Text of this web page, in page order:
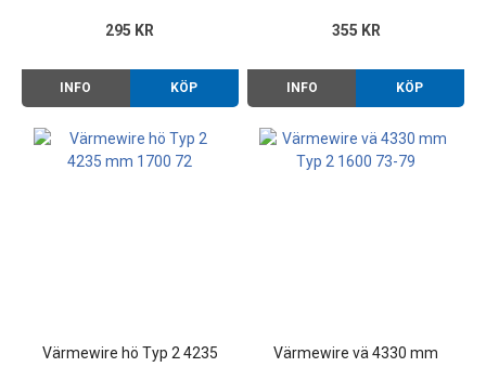
295 KR
INFO KÖP
355 KR
INFO KÖP
Värmewire hö Typ 2 4235
Värmewire vä 4330 mm